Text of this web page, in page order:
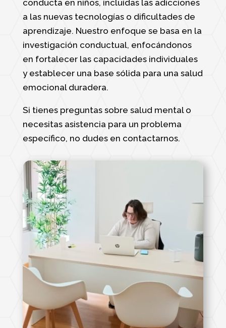
conducta en niños, incluidas las adicciones
a las nuevas tecnologías o dificultades de
aprendizaje. Nuestro enfoque se basa en la
investigación conductual, enfocándonos
en fortalecer las capacidades individuales
y establecer una base sólida para una salud
emocional duradera.
Si tienes preguntas sobre salud mental o
necesitas asistencia para un problema
específico, no dudes en contactarnos.